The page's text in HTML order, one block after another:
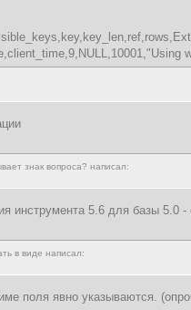
знак вопроса? написал:
инструмента 5.6 для базы 5.0
в виде написал:
поля явно указываются.